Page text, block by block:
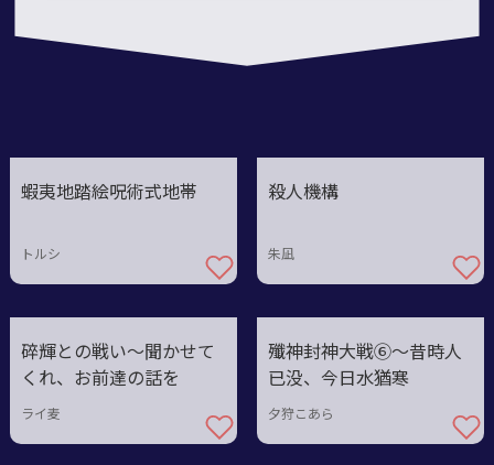
蝦夷地踏絵呪術式地帯
トルシ
殺人機構
朱凪
碎輝との戦い～聞かせて
くれ、お前達の話を
ライ麦
殲神封神大戦⑥〜昔時人
已没、今日水猶寒
夕狩こあら